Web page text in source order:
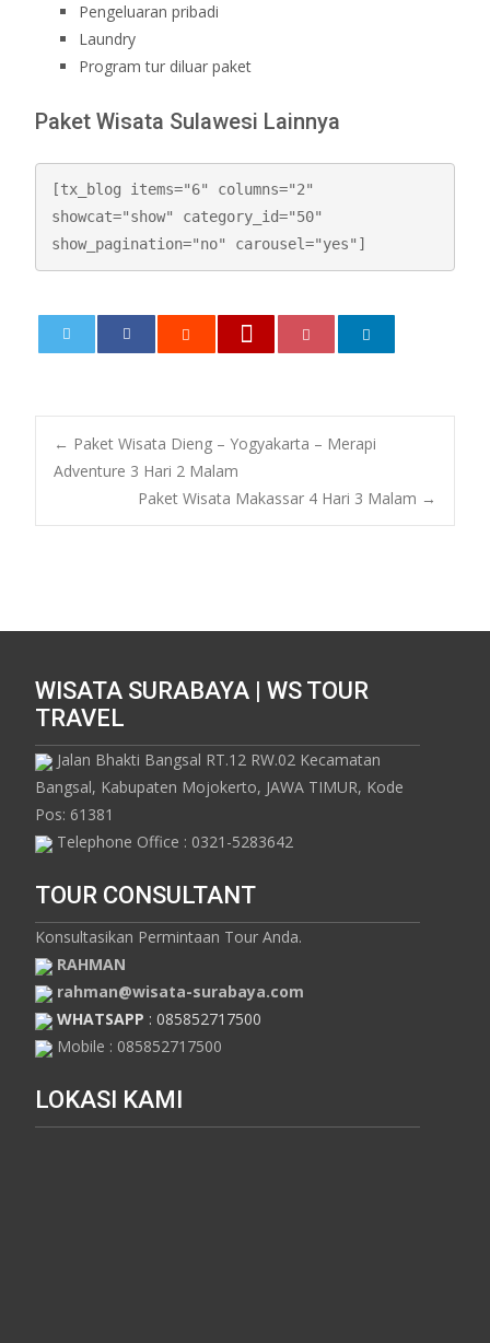
Pengeluaran pribadi
Laundry
Program tur diluar paket
Paket Wisata Sulawesi Lainnya
[tx_blog items="6" columns="2"
showcat="show" category_id="50"
show_pagination="no" carousel="yes"]
← Paket Wisata Dieng – Yogyakarta – Merapi
Adventure 3 Hari 2 Malam
Paket Wisata Makassar 4 Hari 3 Malam →
WISATA SURABAYA | WS TOUR
TRAVEL
Jalan Bhakti Bangsal RT.12 RW.02 Kecamatan
Bangsal, Kabupaten Mojokerto, JAWA TIMUR, Kode
Pos: 61381
Telephone Office : 0321-5283642
TOUR CONSULTANT
Konsultasikan Permintaan Tour Anda.
RAHMAN
rahman@wisata-surabaya.com
WHATSAPP : 085852717500
Mobile : 085852717500
LOKASI KAMI